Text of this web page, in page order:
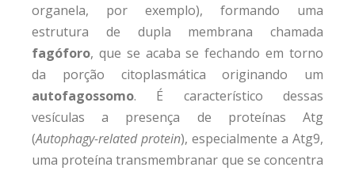
organela, por exemplo), formando uma
estrutura de dupla membrana chamada
fagóforo, que se acaba se fechando em torno
da porção citoplasmática originando um
autofagossomo. É característico dessas
vesículas a presença de proteínas Atg
(Autophagy-related protein), especialmente a Atg9,
uma proteína transmembranar que se concentra